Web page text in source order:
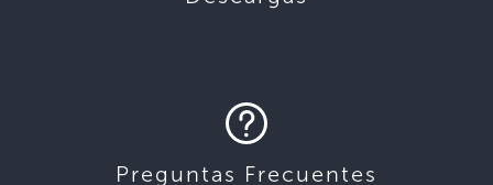
Preguntas Frecuentes